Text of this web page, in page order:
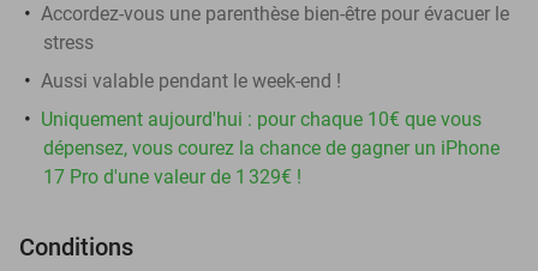
Accordez-vous une parenthèse bien-être pour évacuer le
stress
Aussi valable pendant le week-end !
Uniquement aujourd'hui : pour chaque 10€ que vous
dépensez, vous courez la chance de gagner un iPhone
17 Pro d'une valeur de 1 329€ !
Conditions